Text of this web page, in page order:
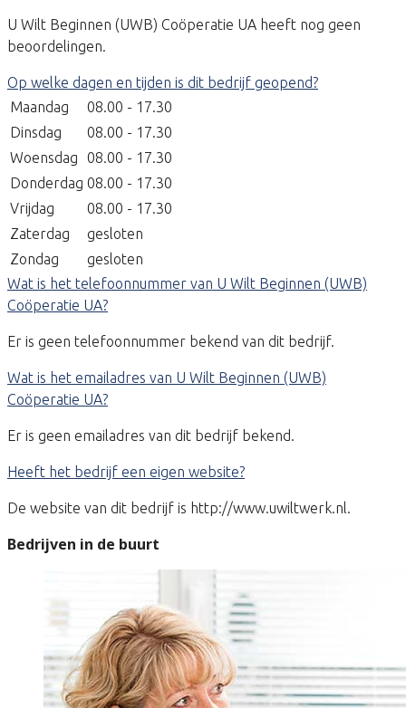
U Wilt Beginnen (UWB) Coöperatie UA heeft nog geen
beoordelingen.
Op welke dagen en tijden is dit bedrijf geopend?
Maandag
08.00 - 17.30
Dinsdag
08.00 - 17.30
Woensdag
08.00 - 17.30
Donderdag 08.00 - 17.30
Vrijdag
08.00 - 17.30
Zaterdag
gesloten
Zondag
gesloten
Wat is het telefoonnummer van U Wilt Beginnen (UWB)
Coöperatie UA?
Er is geen telefoonnummer bekend van dit bedrijf.
Wat is het emailadres van U Wilt Beginnen (UWB)
Coöperatie UA?
Er is geen emailadres van dit bedrijf bekend.
Heeft het bedrijf een eigen website?
De website van dit bedrijf is http://www.uwiltwerk.nl.
Bedrijven in de buurt